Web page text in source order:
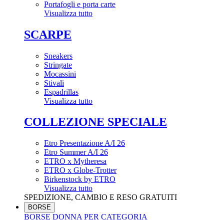
Portafogli e porta carte
Visualizza tutto
SCARPE
Sneakers
Stringate
Mocassini
Stivali
Espadrillas
Visualizza tutto
COLLEZIONE SPECIALE
Etro Presentazione A/I 26
Etro Summer A/I 26
ETRO x Mytheresa
ETRO x Globe-Trotter
Birkenstock by ETRO
Visualizza tutto
SPEDIZIONE, CAMBIO E RESO GRATUITI
BORSE
BORSE DONNA PER CATEGORIA